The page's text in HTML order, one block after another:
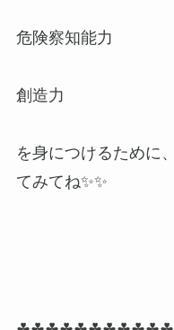
危険察知能力
創造力
を身につけるために
てみてね✨✨